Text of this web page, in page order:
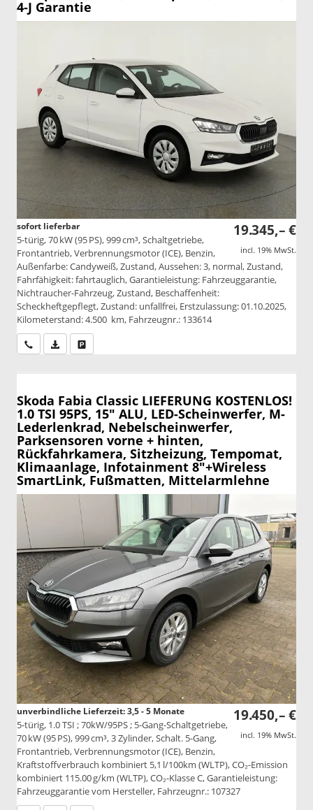
4-J Garantie
19.345,– €
incl. 19% MwSt.
sofort lieferbar
5-türig, 70 kW (95 PS), 999 cm³, Schaltgetriebe,
Frontantrieb, Verbrennungsmotor (ICE), Benzin,
Außenfarbe: Candyweiß, Zustand, Aussehen: 3, normal, Zustand,
Fahrfähigkeit: fahrtauglich, Garantieleistung: Fahrzeuggarantie,
Nichtraucher-Fahrzeug, Zustand, Beschaffenheit:
Scheckheftgepflegt, Zustand: unfallfrei, Erstzulassung: 01.10.2025,
Kilometerstand: 4.500 km, Fahrzeugnr.: 133614
Wir rufen Sie anPDF-Datei, Fahrzeugexposé drucken
Skoda Fabia Classic LIEFERUNG KOSTENLOS!
1.0 TSI 95PS, 15" ALU, LED-Scheinwerfer, M-
Lederlenkrad, Nebelscheinwerfer,
Parksensoren vorne + hinten,
Rückfahrkamera, Sitzheizung, Tempomat,
Klimaanlage, Infotainment 8"+Wireless
SmartLink, Fußmatten, Mittelarmlehne
19.450,– €
incl. 19% MwSt.
unverbindliche Lieferzeit: 3,5 - 5 Monate
5-türig, 1.0 TSI ; 70kW/95PS ; 5-Gang-Schaltgetriebe,
70 kW (95 PS), 999 cm³, 3 Zylinder, Schalt. 5-Gang,
Frontantrieb, Verbrennungsmotor (ICE), Benzin,
Kraftstoffverbrauch kombiniert 5,1 l/100km (WLTP), CO₂-Emission
kombiniert 115.00 g/km (WLTP), CO₂-Klasse C, Garantieleistung:
Fahrzeuggarantie vom Hersteller, Fahrzeugnr.: 107327